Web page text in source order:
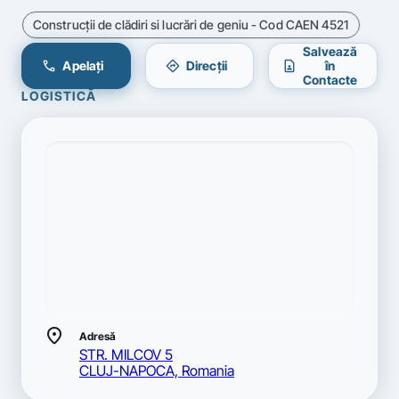
Construcţii de clădiri si lucrări de geniu - Cod CAEN 4521
call Apelați directions Direcții contact_page
Salvează
în
Contacte
LOGISTICĂ
location_on Adresă
STR. MILCOV 5
CLUJ-NAPOCA, Romania